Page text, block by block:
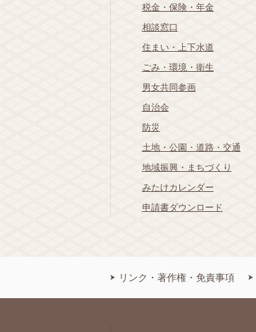
税金・保険・年金
相談窓口
住まい・上下水道
ごみ・環境・衛生
男女共同参画
自治会
防災
土地・公園・道路・交通
地域振興・まちづくり
みたけカレンダー
申請書ダウンロード
リンク・著作権・免責事項